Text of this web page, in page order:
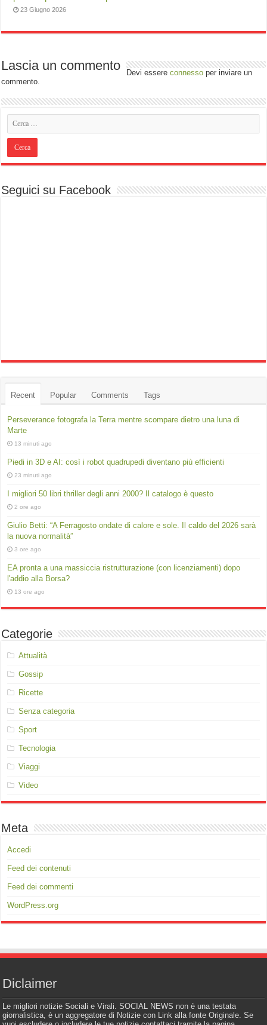
23 Giugno 2026
Lascia un commento Devi essereconnesso per inviare un
commento.
Seguici su Facebook
Recent Popular Comments Tags
Perseverance fotografa la Terra mentre scompare dietro una luna di
Marte
13 minuti ago
Piedi in 3D e AI: così i robot quadrupedi diventano più efficienti
23 minuti ago
I migliori 50 libri thriller degli anni 2000? Il catalogo è questo
2 ore ago
Giulio Betti: “A Ferragosto ondate di calore e sole. Il caldo del 2026 sarà
la nuova normalità”
3 ore ago
EA pronta a una massiccia ristrutturazione (con licenziamenti) dopo
l'addio alla Borsa?
13 ore ago
Categorie
Attualità
Gossip
Ricette
Senza categoria
Sport
Tecnologia
Viaggi
Video
Meta
Accedi
Feed dei contenuti
Feed dei commenti
WordPress.org
Diclaimer
Le migliori notizie Sociali e Virali. SOCIAL NEWS non è una testata
giornalistica, è un aggregatore di Notizie con Link alla fonte Originale. Se